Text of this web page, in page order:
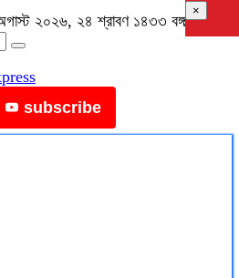
২০২৬, ২৪ শ্রাবণ ১৪৩৩ বঙ্গাব্দ
subscribe
×